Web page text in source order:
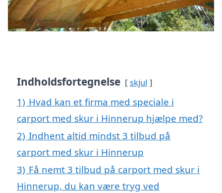
Indholdsfortegnelse skjul
1) Hvad kan et firma med speciale i
carport med skur i Hinnerup hjælpe med?
2) Indhent altid mindst 3 tilbud på
carport med skur i Hinnerup
3) Få nemt 3 tilbud på carport med skur i
Hinnerup, du kan være tryg ved